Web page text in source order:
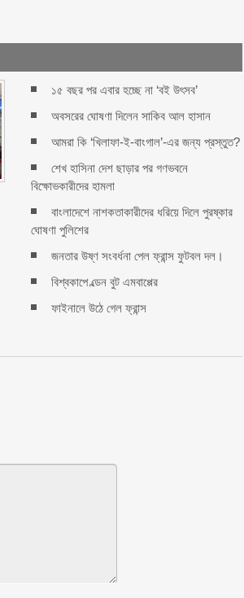
১৫ বছর পর এবার হচ্ছে না ‘বই উৎসব’
অবসরের ঘোষণা দিলেন সাকিব আল হাসান
আমরা কি ‘খিলাফা-ই-বাংগাল’-এর জন্য প্রস্তুত?
শেখ হাসিনা দেশ ছাড়ার পর গণভবনে
বিক্ষোভকারীদের হামলা
বাংলাদেশে নাশকতাকারীদের ধরিয়ে দিলে পুরষ্কার
ঘোষণা পুলিশের
জনতার উষ্ণ সংবর্ধনা পেল ফ্রান্স ফুটবল দল।
বিশ্বকাপে ল্ডেন বুট এমবাপ্পের
ফাইনালে উঠে গেল ফ্রান্স